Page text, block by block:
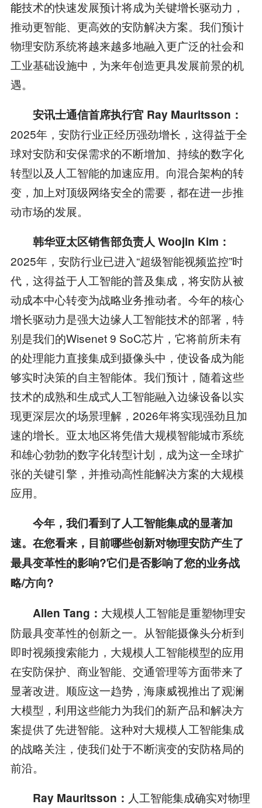
能技术的快速发展预计将成为关键增长驱动力，
推动更智能、更高效的安防解决方案。我们预计
物理安防系统将越来越多地融入更广泛的社会和
工业基础设施中，为来年创造更具发展前景的机
遇。
安讯士通信首席执行官 Ray Mauritsson：
2025年，安防行业正经历强劲增长，这得益于全
球对安防和安保需求的不断增加、持续的数字化
转型以及人工智能的加速应用。向混合架构的转
变，加上对顶级网络安全的需要，都在进一步推
动市场的发展。
韩华亚太区销售部负责人 Woojin Kim：
2025年，安防行业已进入“超级智能视频监控”时
代，这得益于人工智能的普及集成，将安防从被
动成本中心转变为战略业务推动者。今年的核心
增长驱动力是强大边缘人工智能技术的部署，特
别是我们的Wisenet 9 SoC芯片，它将前所未有
的处理能力直接集成到摄像头中，使设备成为能
够实时决策的自主智能体。我们预计，随着这些
技术的成熟和生成式人工智能融入边缘设备以实
现更深层次的场景理解，2026年将实现强劲且加
速的增长。亚太地区将凭借大规模智能城市系统
和雄心勃勃的数字化转型计划，成为这一全球扩
张的关键引擎，并推动高性能解决方案的大规模
应用。
今年，我们看到了人工智能集成的显著加
速。在您看来，目前哪些创新对物理安防产生了
最具变革性的影响?它们是否影响了您的业务战
略/方向?
Allen Tang： 大规模人工智能是重塑物理安
防最具变革性的创新之一。从智能摄像头分析到
即时视频搜索能力，大规模人工智能模型的应用
在安防保护、商业智能、交通管理等方面带来了
显著改进。顺应这一趋势，海康威视推出了观澜
大模型，利用这些能力为我们的新产品和解决方
案提供了先进智能。这种对大规模人工智能集成
的战略关注，使我们处于不断演变的安防格局的
前沿。
Ray Mauritsson： 人工智能集成确实对物理